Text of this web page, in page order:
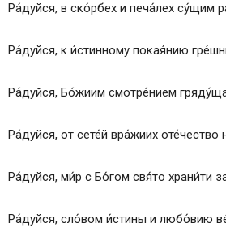
Ра́дуйся, в ско́рбех и печа́лех су́щим
Ра́дуйся, к и́стинному покая́нию
Ра́дуйся, Бо́жиим смотре́нием
Ра́дуйся, от сете́й вра́жиих
Ра́дуйся, ми́р с Бо́гом свя́то храни́ти
Ра́дуйся, сло́вом и́стины и любо́вию